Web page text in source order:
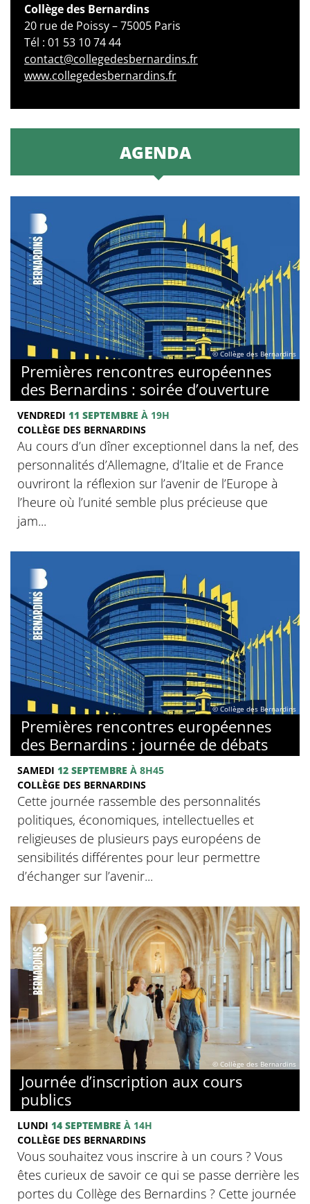
Collège des Bernardins
20 rue de Poissy – 75005 Paris
Tél : 01 53 10 74 44
contact@collegedesbernardins.fr
www.collegedesbernardins.fr
AGENDA
© Collège des Bernardins
Premières rencontres européennes
des Bernardins : soirée d’ouverture
VENDREDI 11 SEPTEMBRE À 19H
COLLÈGE DES BERNARDINS
Au cours d’un dîner exceptionnel dans la nef, des
personnalités d’Allemagne, d’Italie et de France
ouvriront la réflexion sur l’avenir de l’Europe à
l’heure où l’unité semble plus précieuse que
jam...
© Collège des Bernardins
Premières rencontres européennes
des Bernardins : journée de débats
SAMEDI 12 SEPTEMBRE À 8H45
COLLÈGE DES BERNARDINS
Cette journée rassemble des personnalités
politiques, économiques, intellectuelles et
religieuses de plusieurs pays européens de
sensibilités différentes pour leur permettre
d’échanger sur l’avenir...
© Collège des Bernardins
Journée d’inscription aux cours
publics
LUNDI 14 SEPTEMBRE À 14H
COLLÈGE DES BERNARDINS
Vous souhaitez vous inscrire à un cours ? Vous
êtes curieux de savoir ce qui se passe derrière les
portes du Collège des Bernardins ? Cette journée